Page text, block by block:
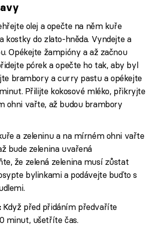
olej a opečte na něm kuře
kostky do zlato-hněda. Vyndejte a
Opékejte žampióny a až začnou
pórek a opečte ho tak, aby byl
brambory a curry pastu a opékejte
Přilijte kokosové mléko, přikryjte
ohni vařte, až budou brambory
a zeleninu a na mírném ohni vařte
bude zelenina uvařená
že zelená zelenina musí zůstat
bylinkami a podávejte buďto s
Když před přidáním předvaříte
minut, ušetříte čas.